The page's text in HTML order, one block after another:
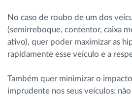
No caso de roubo de um dos
(semirreboque, contentor, caixa
ativo), quer poder maximizar as
rapidamente esse veículo e a
Também quer minimizar o
imprudente nos seus veículos: